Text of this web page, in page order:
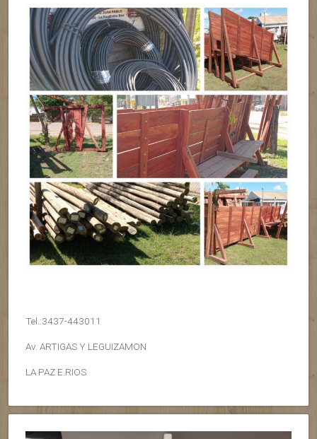
Tel.:3437-443011
Av. ARTIGAS Y LEGUIZAMON
LA PAZ E.RIOS